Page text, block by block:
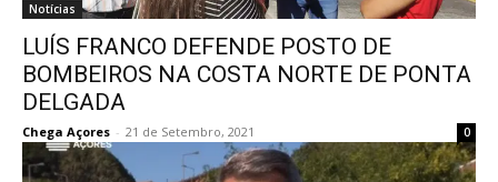
Notícias
LUÍS FRANCO DEFENDE POSTO DE
BOMBEIROS NA COSTA NORTE DE PONTA
DELGADA
Chega Açores - 21 de Setembro, 2021 0